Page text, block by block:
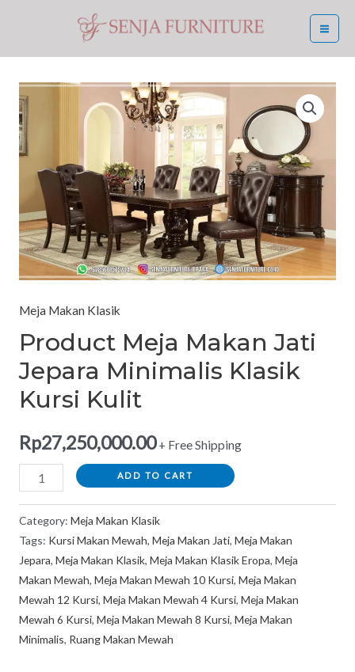
content
Meja Makan Klasik
Product Meja Makan Jati
Jepara Minimalis Klasik
Kursi Kulit
Rp27,250,000.00 + Free Shipping
Product
Meja
Makan
Jati
Jepara
Minimalis
Klasik
Kursi
ADD TO CART
Category: Meja Makan Klasik
Tags: Kursi Makan Mewah, Meja Makan Jati, Meja Makan
Jepara, Meja Makan Klasik, Meja Makan Klasik Eropa, Meja
Makan Mewah, Meja Makan Mewah 10 Kursi, Meja Makan
Mewah 12 Kursi, Meja Makan Mewah 4 Kursi, Meja Makan
Mewah 6 Kursi, Meja Makan Mewah 8 Kursi, Meja Makan
Minimalis, Ruang Makan Mewah